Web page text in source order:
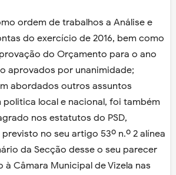
ordem de trabalhos a Análise e
do exercício de 2016, bem como
do Orçamento para o ano
aprovados por unanimidade;
abordados outros assuntos
local e nacional, foi também
nos estatutos do PSD,
no seu artigo 53º n.º 2 alínea
da Secção desse o seu parecer
Câmara Municipal de Vizela nas